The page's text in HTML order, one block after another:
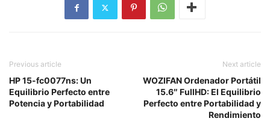
Previous article
HP 15-fc0077ns: Un
Equilibrio Perfecto entre
Potencia y Portabilidad
Next article
WOZIFAN Ordenador Portátil
15.6″ FullHD: El Equilibrio
Perfecto entre Portabilidad y
Rendimiento